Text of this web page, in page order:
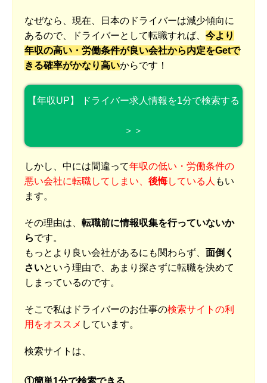
なぜなら、現在、日本のドライバーは減少傾向に
あるので、ドライバーとして転職すれば、 今より
年収の高い・労働条件が良い会社から内定をGetで
きる確率がかなり高いからです！
【年収UP】 ドライバー求人情報を1分で検索する
＞＞
しかし、中には間違って年収の低い・労働条件の
悪い会社に転職してしまい、 後悔している人 もい
ます。
その理由は、 転職前に情報収集を行っていないか
らです。
もっとより良い会社があるにも関わらず、 面倒く
さいという理由で、あまり探さずに転職を決めて
しまっているのです。
そこで私はドライバーのお仕事の検索サイトの利
用をオススメ しています。
検索サイトは、